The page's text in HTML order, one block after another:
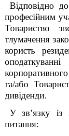
Відповідно
професійним
Товариство
тлумачення
користь
та/або
дивіденди.
У зв’язку із
питання: